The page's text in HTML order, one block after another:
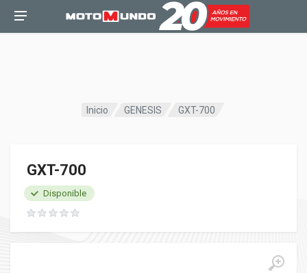
Inicio GENESIS GXT-700
GXT-700
Disponible